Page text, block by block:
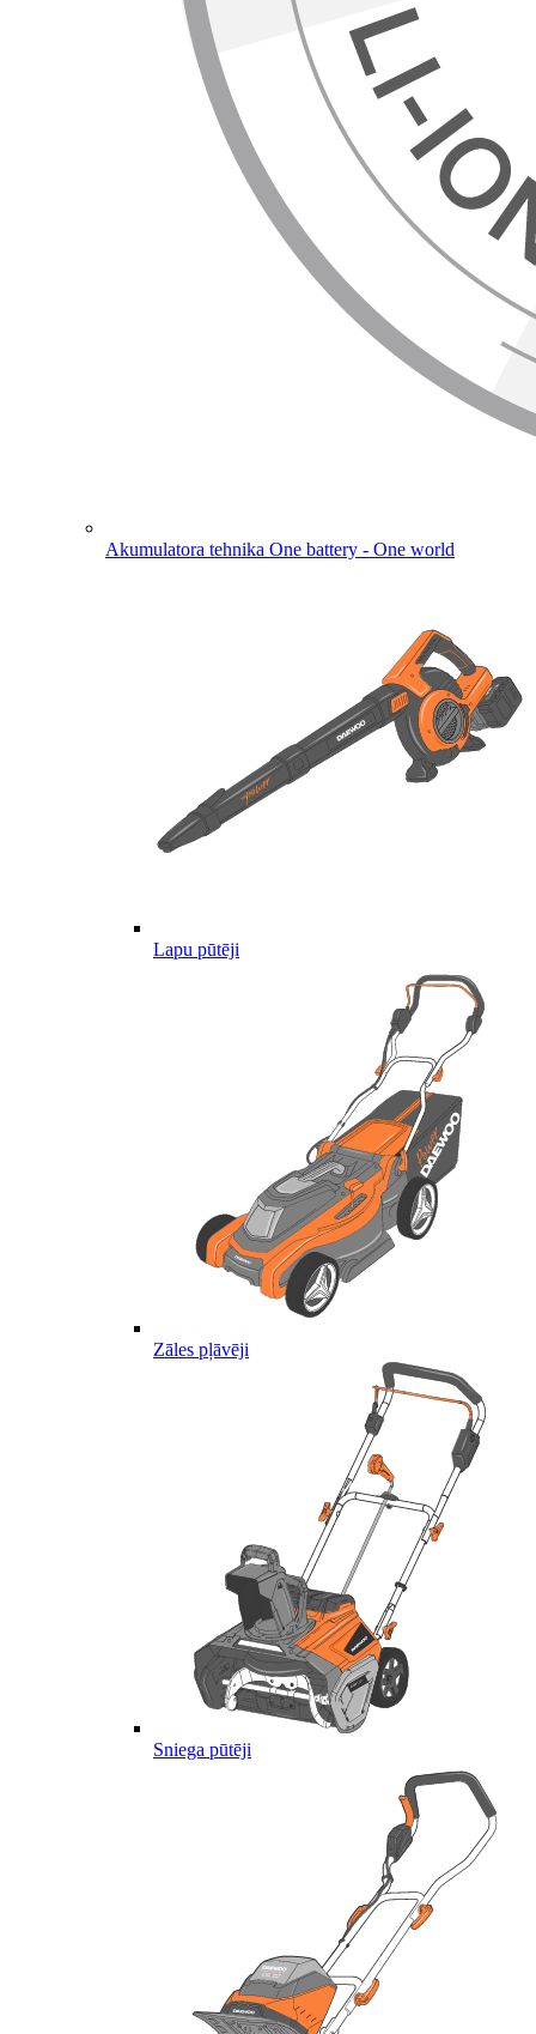
Akumulatora tehnika One battery - One world
Lapu pūtēji
Zāles pļāvēji
Sniega pūtēji